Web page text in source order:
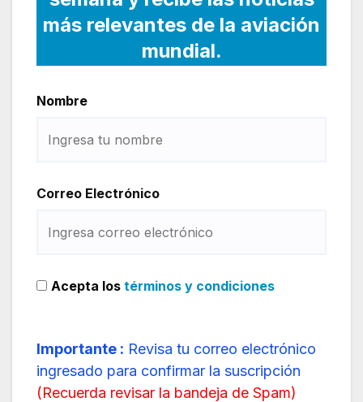
más relevantes de la aviación
mundial.
Nombre
Correo Electrónico
Acepta los términos y condiciones
Importante : Revisa tu correo electrónico
ingresado para confirmar la suscripción
(Recuerda revisar la bandeja de Spam)